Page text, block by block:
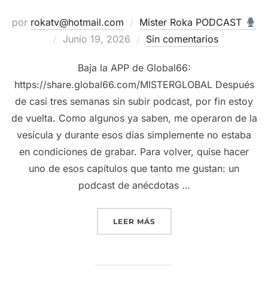
por rokatv@hotmail.com
Mister Roka PODCAST
Publicado
Junio 19, 2026 Sin comentarios
Baja la APP de Global66:
https://share.global66.com/MISTERGLOBAL Después
de casi tres semanas sin subir podcast, por fin estoy
de vuelta. Como algunos ya saben, me operaron de la
vesícula y durante esos días simplemente no estaba
en condiciones de grabar. Para volver, quise hacer
uno de esos capítulos que tanto me gustan: un
podcast de anécdotas …
LEER MÁS“ANÉCDOTAS RANDOM: